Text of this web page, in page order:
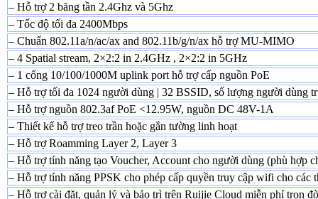
– Hỗ trợ 2 băng tần 2.4Ghz và 5Ghz
– Tốc độ tối đa 2400Mbps
– Chuẩn 802.11a/n/ac/ax and 802.11b/g/n/ax hỗ trợ MU-MIMO
– 4 Spatial stream, 2×2:2 in 2.4GHz , 2×2:2 in 5GHz
– 1 cổng 10/100/1000M uplink port hỗ trợ cấp nguồn PoE
– Hỗ trợ tối đa 1024 người dùng | 32 BSSID, số lượng người dùng
– Hỗ trợ nguồn 802.3af PoE <12.95W, nguồn DC 48V-1A
– Thiết kế hỗ trợ treo trần hoặc gắn tường linh hoạt
– Hỗ trợ Roamming Layer 2, Layer 3
– Hỗ trợ tính năng tạo Voucher, Account cho người dùng (phù hợp
– Hỗ trợ tính năng PPSK cho phép cấp quyền truy cập wifi cho
– Hỗ trợ cài đặt, quản lý và bảo trì trên Ruijie Cloud miễn phí trọn